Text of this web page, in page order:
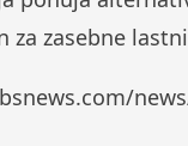
za zasebne